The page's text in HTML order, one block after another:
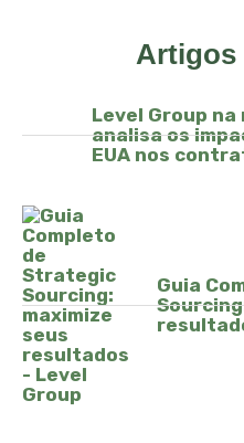
Artigos
Level Group
analisa os
EUA nos
Guia